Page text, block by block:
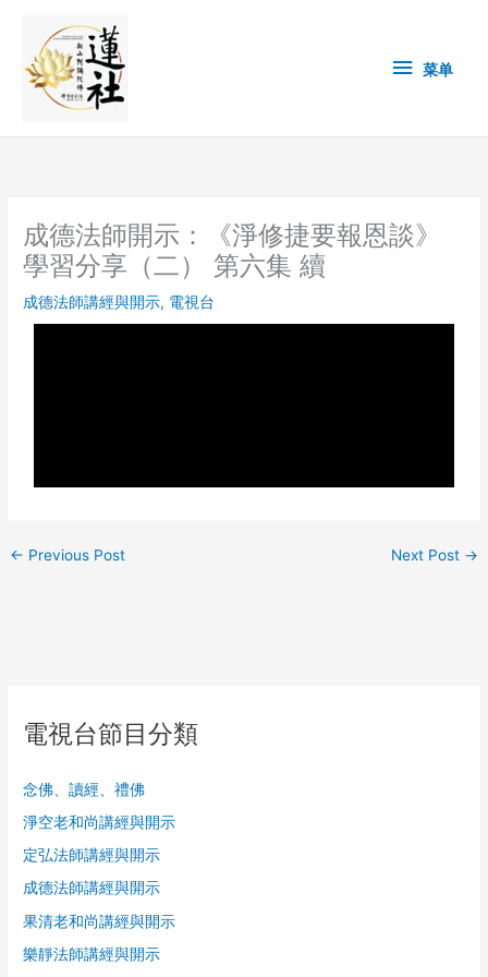
content
单 菜单
成德法師開示：《淨修捷要報恩談》
學習分享（二） 第六集 續
成德法師講經與開示, 電視台
← Previous Post Next Post →
電視台節目分類
念佛、讀經、禮佛
淨空老和尚講經與開示
定弘法師講經與開示
成德法師講經與開示
果清老和尚講經與開示
樂靜法師講經與開示